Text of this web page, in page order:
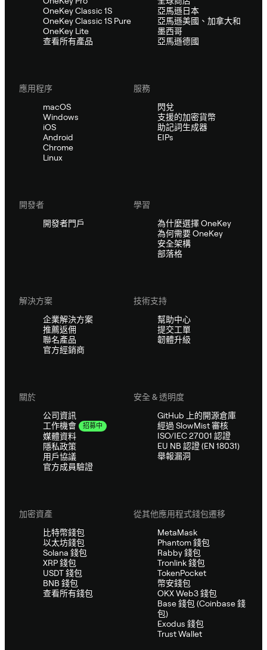
OneKey Classic 1S
OneKey Classic 1S Pure
OneKey Lite
查看所有產品
亞馬遜日本
亞馬遜美國、加拿大和
墨西哥
亞馬遜德國
應用程序
macOS
Windows
iOS
Android
Chrome
Linux
服務
閃兌
支援的加密貨幣
助記詞生成器
EIPs
開發者
開發者門戶
學習
為什麼選擇 OneKey
為何需要 OneKey
安全架構
部落格
解決方案
企業解決方案
推薦返佣
聯名產品
官方經銷商
技術支持
幫助中心
提交工單
韌體升級
關於
公司資訊
工作機會
招募中
媒體資料
隱私政策
用戶協議
官方成員驗證
安全 & 透明度
GitHub 上的開源倉庫
經過 SlowMist 審核
ISO/IEC 27001 認證
EU NB 認證 (EN 18031)
舉報漏洞
加密資產
比特幣錢包
以太坊錢包
Solana 錢包
XRP 錢包
USDT 錢包
BNB 錢包
查看所有錢包
從其他應用程式錢包遷移
MetaMask
Phantom 錢包
Rabby 錢包
Tronlink 錢包
TokenPocket
幣安錢包
OKX Web3 錢包
Base 錢包 (Coinbase 錢
包)
Exodus 錢包
Trust Wallet